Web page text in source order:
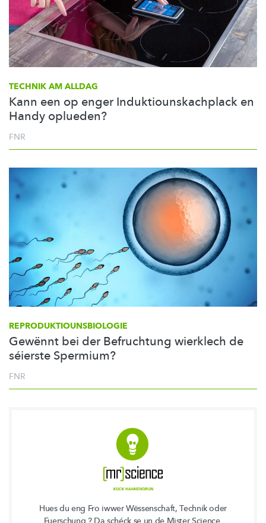
TECHNIK AM ALLDAG
Kann een op enger Induktiounskachplack en
Handy oplueden?
FNR
REPRODUKTIOUNSBIOLOGIE
Gewënnt bei der Befruchtung wierklech de
séierste Spermium?
FNR
Hues du eng Fro iwwer Wëssenschaft, Technik oder